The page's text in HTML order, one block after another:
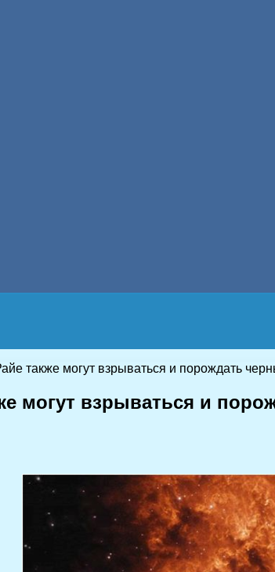
также могут взрываться и порождать
могут взрываться и